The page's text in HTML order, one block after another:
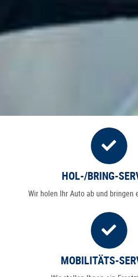
HOL-/BRING-
Wir holen Ihr Auto ab und bringen
MOBILITÄTS-